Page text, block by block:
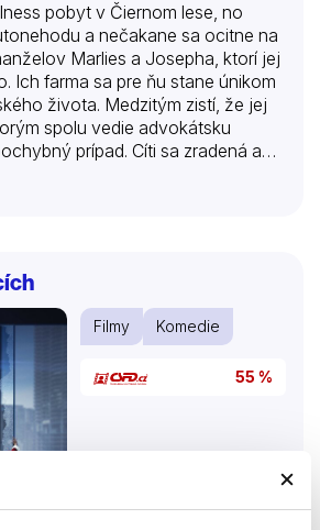
pobyt v Čiernom lese, no
a nečakane sa ocitne na
Marlies a Josepha, ktorí jej
Ich farma sa pre ňu stane únikom
života. Medzitým zistí, že jej
spolu vedie advokátsku
prípad. Cíti sa zradená a
premyslieť, preto využije
farme dlhšie. Spozná
Fiony sa hlboko dotkne, ako
smútok a napriek všetkému držia
Marc pricestuje, aby ju…
Filmy Komedie
55 %